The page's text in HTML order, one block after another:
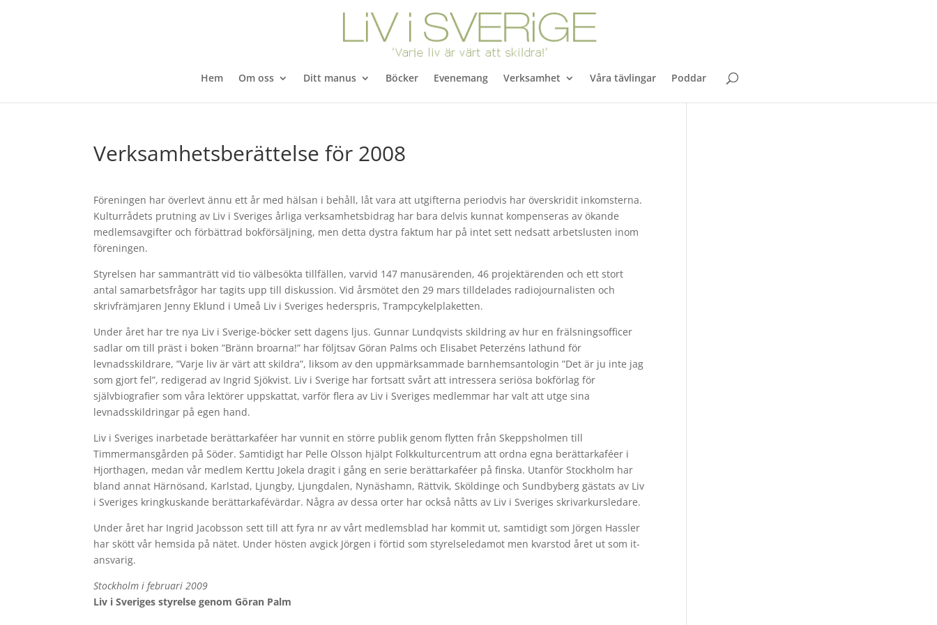
Hem Om oss Ditt manus Böcker Evenemang Verksamhet Våra tävlingar Poddar
Verksamhetsberättelse för 2008
Föreningen har överlevt ännu ett år med hälsan i behåll, låt vara att utgifterna periodvis har överskridit inkomsterna.
Kulturrådets prutning av Liv i Sveriges årliga verksamhetsbidrag har bara delvis kunnat kompenseras av ökande
medlemsavgifter och förbättrad bokförsäljning, men detta dystra faktum har på intet sett nedsatt arbetslusten inom
föreningen.
Styrelsen har sammanträtt vid tio välbesökta tillfällen, varvid 147 manusärenden, 46 projektärenden och ett stort
antal samarbetsfrågor har tagits upp till diskussion. Vid årsmötet den 29 mars tilldelades radiojournalisten och
skrivfrämjaren Jenny Eklund i Umeå Liv i Sveriges hederspris, Trampcykelplaketten.
Under året har tre nya Liv i Sverige-böcker sett dagens ljus. Gunnar Lundqvists skildring av hur en frälsningsofficer
sadlar om till präst i boken ”Bränn broarna!” har följtsav Göran Palms och Elisabet Peterzéns lathund för
levnadsskildrare, ”Varje liv är värt att skildra”, liksom av den uppmärksammade barnhemsantologin ”Det är ju inte jag
som gjort fel”, redigerad av Ingrid Sjökvist. Liv i Sverige har fortsatt svårt att intressera seriösa bokförlag för
självbiografier som våra lektörer uppskattat, varför flera av Liv i Sveriges medlemmar har valt att utge sina
levnadsskildringar på egen hand.
Liv i Sveriges inarbetade berättarkaféer har vunnit en större publik genom flytten från Skeppsholmen till
Timmermansgården på Söder. Samtidigt har Pelle Olsson hjälpt Folkkulturcentrum att ordna egna berättarkaféer i
Hjorthagen, medan vår medlem Kerttu Jokela dragit i gång en serie berättarkaféer på finska. Utanför Stockholm har
bland annat Härnösand, Karlstad, Ljungby, Ljungdalen, Nynäshamn, Rättvik, Sköldinge och Sundbyberg gästats av Liv
i Sveriges kringkuskande berättarkafévärdar. Några av dessa orter har också nåtts av Liv i Sveriges skrivarkursledare.
Under året har Ingrid Jacobsson sett till att fyra nr av vårt medlemsblad har kommit ut, samtidigt som Jörgen Hassler
har skött vår hemsida på nätet. Under hösten avgick Jörgen i förtid som styrelseledamot men kvarstod året ut som it-
ansvarig.
Stockholm i februari 2009
Liv i Sveriges styrelse genom Göran Palm